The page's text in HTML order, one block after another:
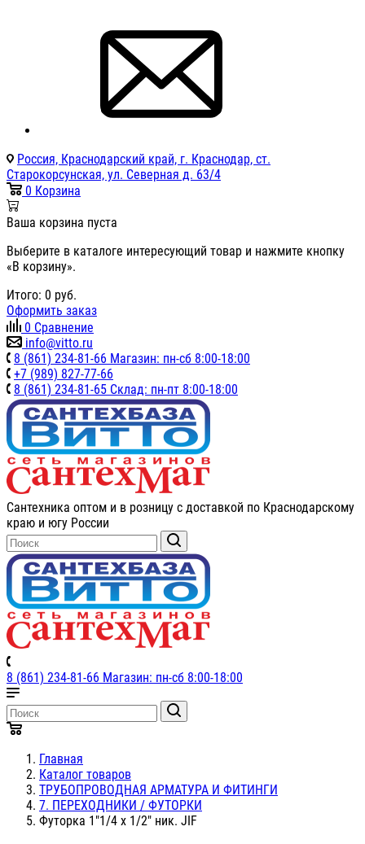
Россия, Краснодарский край, г. Краснодар, ст.
Старокорсунская, ул. Северная д. 63/4
0 Корзина
Ваша корзина пуста
Выберите в каталоге интересующий товар и нажмите кнопку
«В корзину».
Итого: 0 руб.
Оформить заказ
0 Сравнение
info@vitto.ru
8 (861) 234-81-66 Магазин: пн-сб 8:00-18:00
+7 (989) 827-77-66
8 (861) 234-81-65 Склад: пн-пт 8:00-18:00
Сантехника оптом и в розницу с доставкой по Краснодарскому
краю и югу России
8 (861) 234-81-66 Магазин: пн-сб 8:00-18:00
Главная
Каталог товаров
ТРУБОПРОВОДНАЯ АРМАТУРА И ФИТИНГИ
7. ПЕРЕХОДНИКИ / ФУТОРКИ
Футорка 1"1/4 х 1/2" ник. JIF